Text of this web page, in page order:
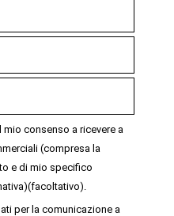
consenso a ricevere a
(compresa la
e di mio specifico
per la comunicazione a